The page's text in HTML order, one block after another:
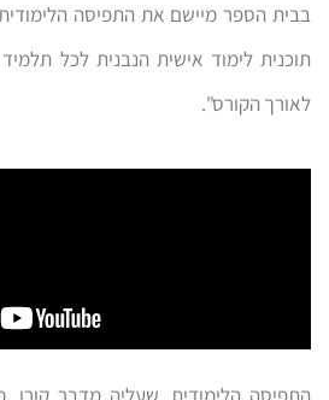
בבית הספר מיישם את התפיסה
תוכנית לימוד אישית הנבנית לכל תלמיד
לאורך הקורס".
התפיסה הלימודית, שעליה מדבר